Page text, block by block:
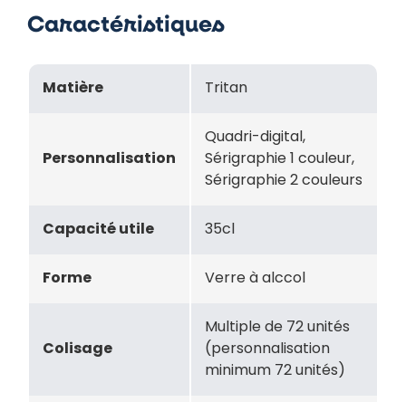
Caractéristiques
Matière Tritan
Personnalisation
Quadri-digital,
Sérigraphie 1 couleur,
Sérigraphie 2 couleurs
Capacité utile 35cl
Forme Verre à alccol
Colisage
Multiple de 72 unités
(personnalisation
minimum 72 unités)